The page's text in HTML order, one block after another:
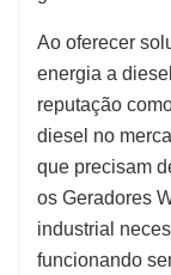
Ao oferecer
energia a
reputação
diesel no
que precisam
os Geradores
industrial
funcionando